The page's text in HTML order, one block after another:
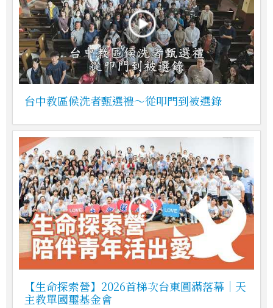
台中教區候洗者甄選禮～從叩門到被選錄
【生命探索營】2026首梯次台東圓滿落幕｜天
主教單國璽基金會